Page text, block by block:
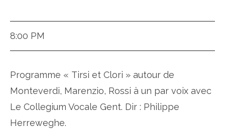
8:00 PM
Programme « Tirsi et Clori » autour de
Monteverdi, Marenzio, Rossi à un par voix avec
Le Collegium Vocale Gent. Dir : Philippe
Herreweghe.